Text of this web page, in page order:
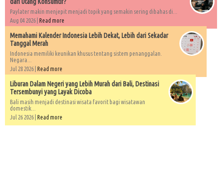
Paylater makin menjepit menjadi topik yang semakin sering dibahas di...
Aug 04 2026 | Read more
Memahami Kalender Indonesia Lebih Dekat, Lebih dari Sekadar
Tanggal Merah
Indonesia memiliki keunikan khusus tentang sistem penanggalan.
Negara...
Jul 28 2026 | Read more
Liburan Dalam Negeri yang Lebih Murah dari Bali, Destinasi
Tersembunyi yang Layak Dicoba
Bali masih menjadi destinasi wisata favorit bagi wisatawan
domestik...
Jul 26 2026 | Read more